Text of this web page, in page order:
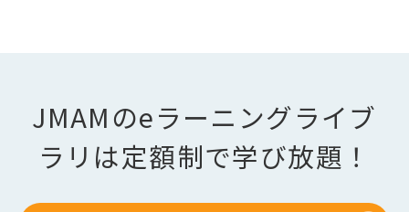
JMAMのeラーニングライブ
ラリは定額制で学び放題！